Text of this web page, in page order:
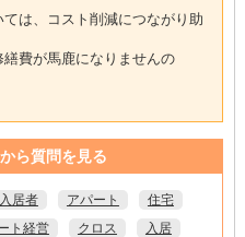
は、コスト削減につながり助
費が馬鹿になりませんの
ら質問を見る
入居者 アパート
住宅
ト経営 クロス
入居